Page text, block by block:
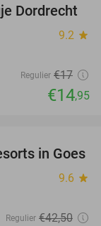
12%
Dordrecht
9.2 star
Regulier €17
€14,95
49%
in Goes
9.6 star
Regulier €42,50